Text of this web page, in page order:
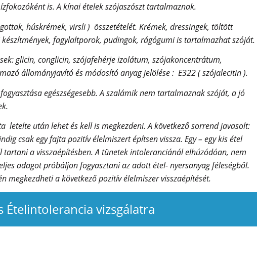
is. A kínai ételek szójaszószt tartalmaznak.
húskrémek, virsli ) összetételét. Krémek, dressingek, töltött
fagylaltporok, pudingok, rágógumi is tartalmazhat szóját.
glicin, conglicin, szójafehérje izolátum, szójakoncentrátum,
állományjavító és módosító anyag jelölése : E322 ( szójalecitin ).
egészségesebb. A szalámik nem tartalmaznak szóját, a jó
letelte után lehet és kell is megkezdeni. A következő sorrend javasolt:
csak egy fajta pozitív élelmiszert építsen vissza. Egy – egy kis étel
a visszaépítésben. A tünetek intoleranciánál elhúzódóan, nem
adagot próbáljon fogyasztani az adott étel- nyersanyag féleségből.
megkezdheti a következő pozitív élelmiszer visszaépítését.
Ételintolerancia vizsgálatra